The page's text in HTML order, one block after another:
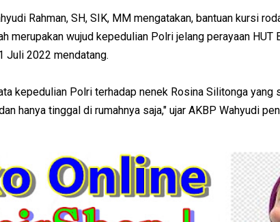
Rahman, SH, SIK, MM mengatakan, bantuan kursi
merupakan wujud kepedulian Polri jelang perayaan HUT
Juli 2022 mendatang.
kepedulian Polri terhadap nenek Rosina Silitonga yang
hanya tinggal di rumahnya saja," ujar AKBP Wahyudi